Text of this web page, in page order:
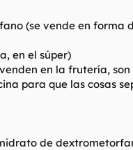
(se vende en forma
en el súper)
en la frutería,
para que las cosas
de